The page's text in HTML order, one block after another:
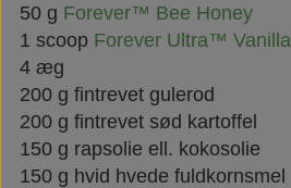
50 g Forever™ Bee Honey
1 scoop Forever Ultra™ Vanilla
4 æg
200 g fintrevet gulerod
200 g fintrevet sød kartoffel
150 g rapsolie ell. kokosolie
150 g hvid hvede fuldkornsmel